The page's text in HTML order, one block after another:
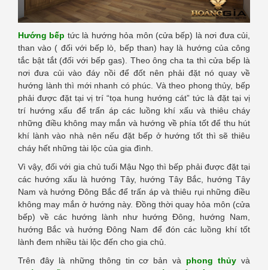
Hướng bếp tức là hướng hỏa môn (cửa bếp) là nơi đưa củi,
than vào ( đối với bếp lò, bếp than) hay là hướng của công
tắc bật tắt (đối với bếp gas). Theo ông cha ta thì cửa bếp là
nơi đưa củi vào đáy nồi để đốt nên phải đặt nó quay về
hướng lành thì mới nhanh có phúc. Và theo phong thủy, bếp
phải được đặt tại vị trí “tọa hung hướng cát” tức là đặt tại vị
trí hướng xấu để trấn áp các luồng khí xấu và thiêu cháy
những điều không may mắn và hướng về phía tốt để thu hút
khí lành vào nhà nên nếu đặt bếp ở hướng tốt thì sẽ thiêu
cháy hết những tài lộc của gia đình.
Vì vậy, đối với gia chủ tuổi Mậu Ngọ thì bếp phải được đặt tại
các hướng xấu là hướng Tây, hướng Tây Bắc, hướng Tây
Nam và hướng Đông Bắc để trấn áp và thiêu rụi những điều
không may mắn ở hướng này. Đồng thời quay hỏa môn (cửa
bếp) về các hướng lành như hướng Đông, hướng Nam,
hướng Bắc và hướng Đông Nam để đón các luồng khí tốt
lành đem nhiều tài lộc đến cho gia chủ.
Trên đây là những thông tin cơ bản và phong thủy và